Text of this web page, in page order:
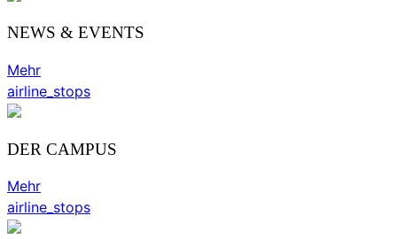
NEWS & EVENTS
Mehr
airline_stops
DER CAMPUS
Mehr
airline_stops